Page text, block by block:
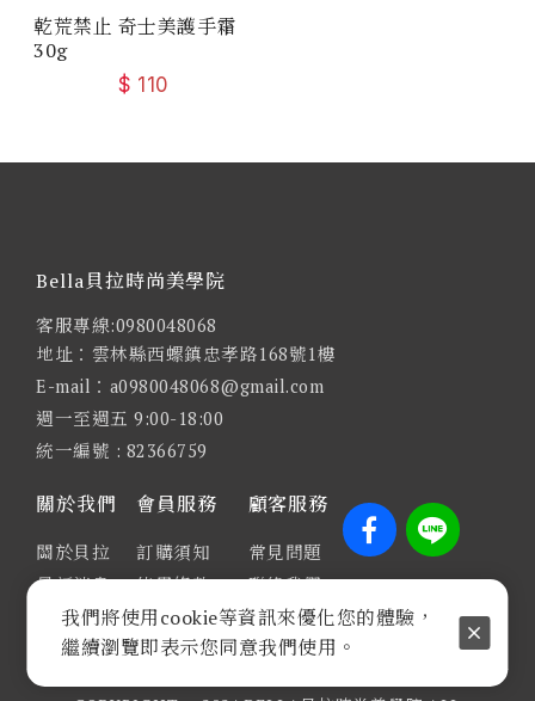
乾荒禁止 奇士美護手霜
30g
$ 110
Bella貝拉時尚美學院
客服專線:0980048068
地址：雲林縣西螺鎮忠孝路168號1樓
E-mail：a0980048068@gmail.com
週一至週五 9:00-18:00
統一編號 : 82366759
關於我們
關於貝拉
最新消息
會員服務
訂購須知
使用條款
隱私權政策
顧客服務
常見問題
聯絡我們
我們將使用cookie等資訊來優化您的體驗，
繼續瀏覽即表示您同意我們使用。